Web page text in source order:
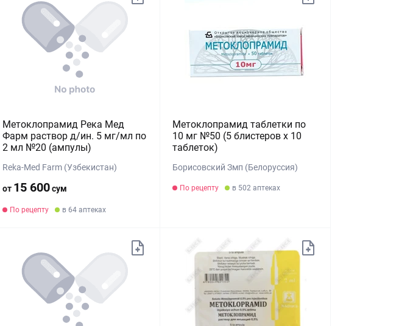
Метоклопрамид Река Мед
Фарм раствор д/ин. 5 мг/мл по
2 мл №20 (ампулы)
Reka-Med Farm (Узбекистан)
от 15 600сум
По рецепту в 64 аптеках
Метоклопрамид таблетки по
10 мг №50 (5 блистеров х 10
таблеток)
Борисовский Змп (Белоруссия)
По рецепту в 502 аптеках